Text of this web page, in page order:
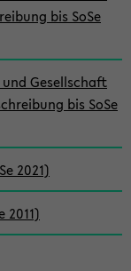
bis SoSe
Gesellschaft
bis SoSe
2021)
2011)